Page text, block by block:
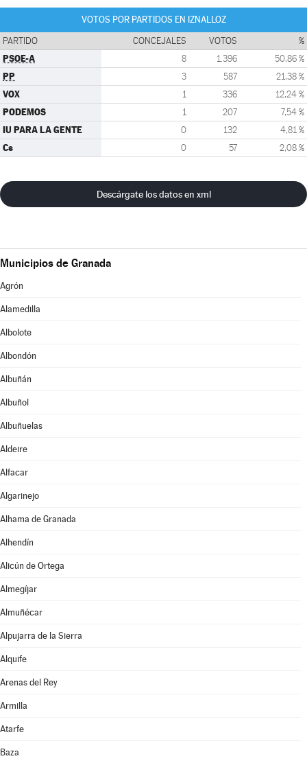
VOTOS POR PARTIDOS EN IZNALLOZ
PARTIDO CONCEJALES VOTOS %
PSOE-A 8 1.396 50,86 %
PP 3 587 21,38 %
VOX 1 336 12,24 %
PODEMOS 1 207 7,54 %
IU PARA LA GENTE 0 132 4,81 %
Cs 0 57 2,08 %
Descárgate los datos en xml
Municipios de Granada
Agrón
Alamedilla
Albolote
Albondón
Albuñán
Albuñol
Albuñuelas
Aldeire
Alfacar
Algarinejo
Alhama de Granada
Alhendín
Alicún de Ortega
Almegíjar
Almuñécar
Alpujarra de la Sierra
Alquife
Arenas del Rey
Armilla
Atarfe
Baza